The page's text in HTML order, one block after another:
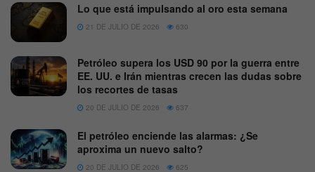
Lo que está impulsando al oro esta semana
21 DE JULIO DE 2026 630
Petróleo supera los USD 90 por la guerra entre
EE. UU. e Irán mientras crecen las dudas sobre
los recortes de tasas
20 DE JULIO DE 2026 637
El petróleo enciende las alarmas: ¿Se
aproxima un nuevo salto?
20 DE JULIO DE 2026 625